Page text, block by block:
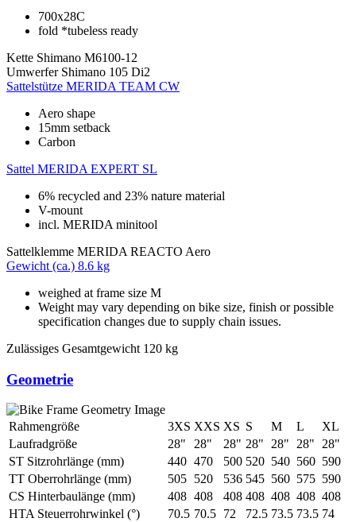
700x28C
fold *tubeless ready
Kette Shimano M6100-12
Umwerfer Shimano 105 Di2
Sattelstütze MERIDA TEAM CW
Aero shape
15mm setback
Carbon
Sattel MERIDA EXPERT SL
6% recycled and 23% nature material
V-mount
incl. MERIDA minitool
Sattelklemme MERIDA REACTO Aero
Gewicht (ca.) 8.6 kg
weighed at frame size M
Weight may vary depending on bike size, finish or possible
specification changes due to supply chain issues.
Zulässiges Gesamtgewicht 120 kg
Geometrie
Rahmengröße 3XS XXS XS S M L
XL
Laufradgröße
28" 28" 28" 28" 28" 28"
28"
ST Sitzrohrlänge (mm)
440 470 500 520 540 560 590
TT Oberrohrlänge (mm)
505 520 536 545 560 575 590
CS Hinterbaulänge (mm)
408 408 408 408 408 408 408
HTA Steuerrohrwinkel (°)
70.5 70.5 72 72.5 73.5 73.5 74